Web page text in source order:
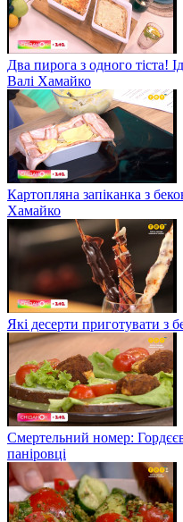
Два пирога з одного тіста!
Валі Хамайко
Картопляна запіканка з
Хамайко
Які десерти приготувати з
Смертельний номер:
паніровці